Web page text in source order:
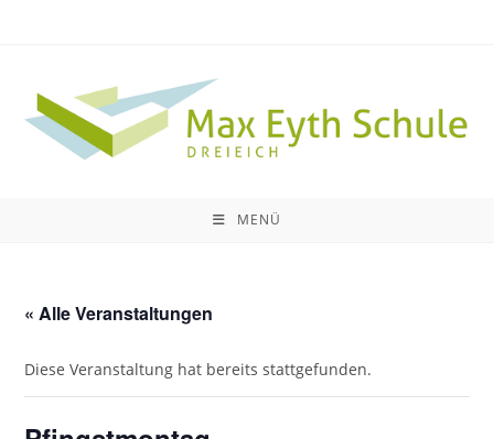
MENÜ
« Alle Veranstaltungen
Diese Veranstaltung hat bereits stattgefunden.